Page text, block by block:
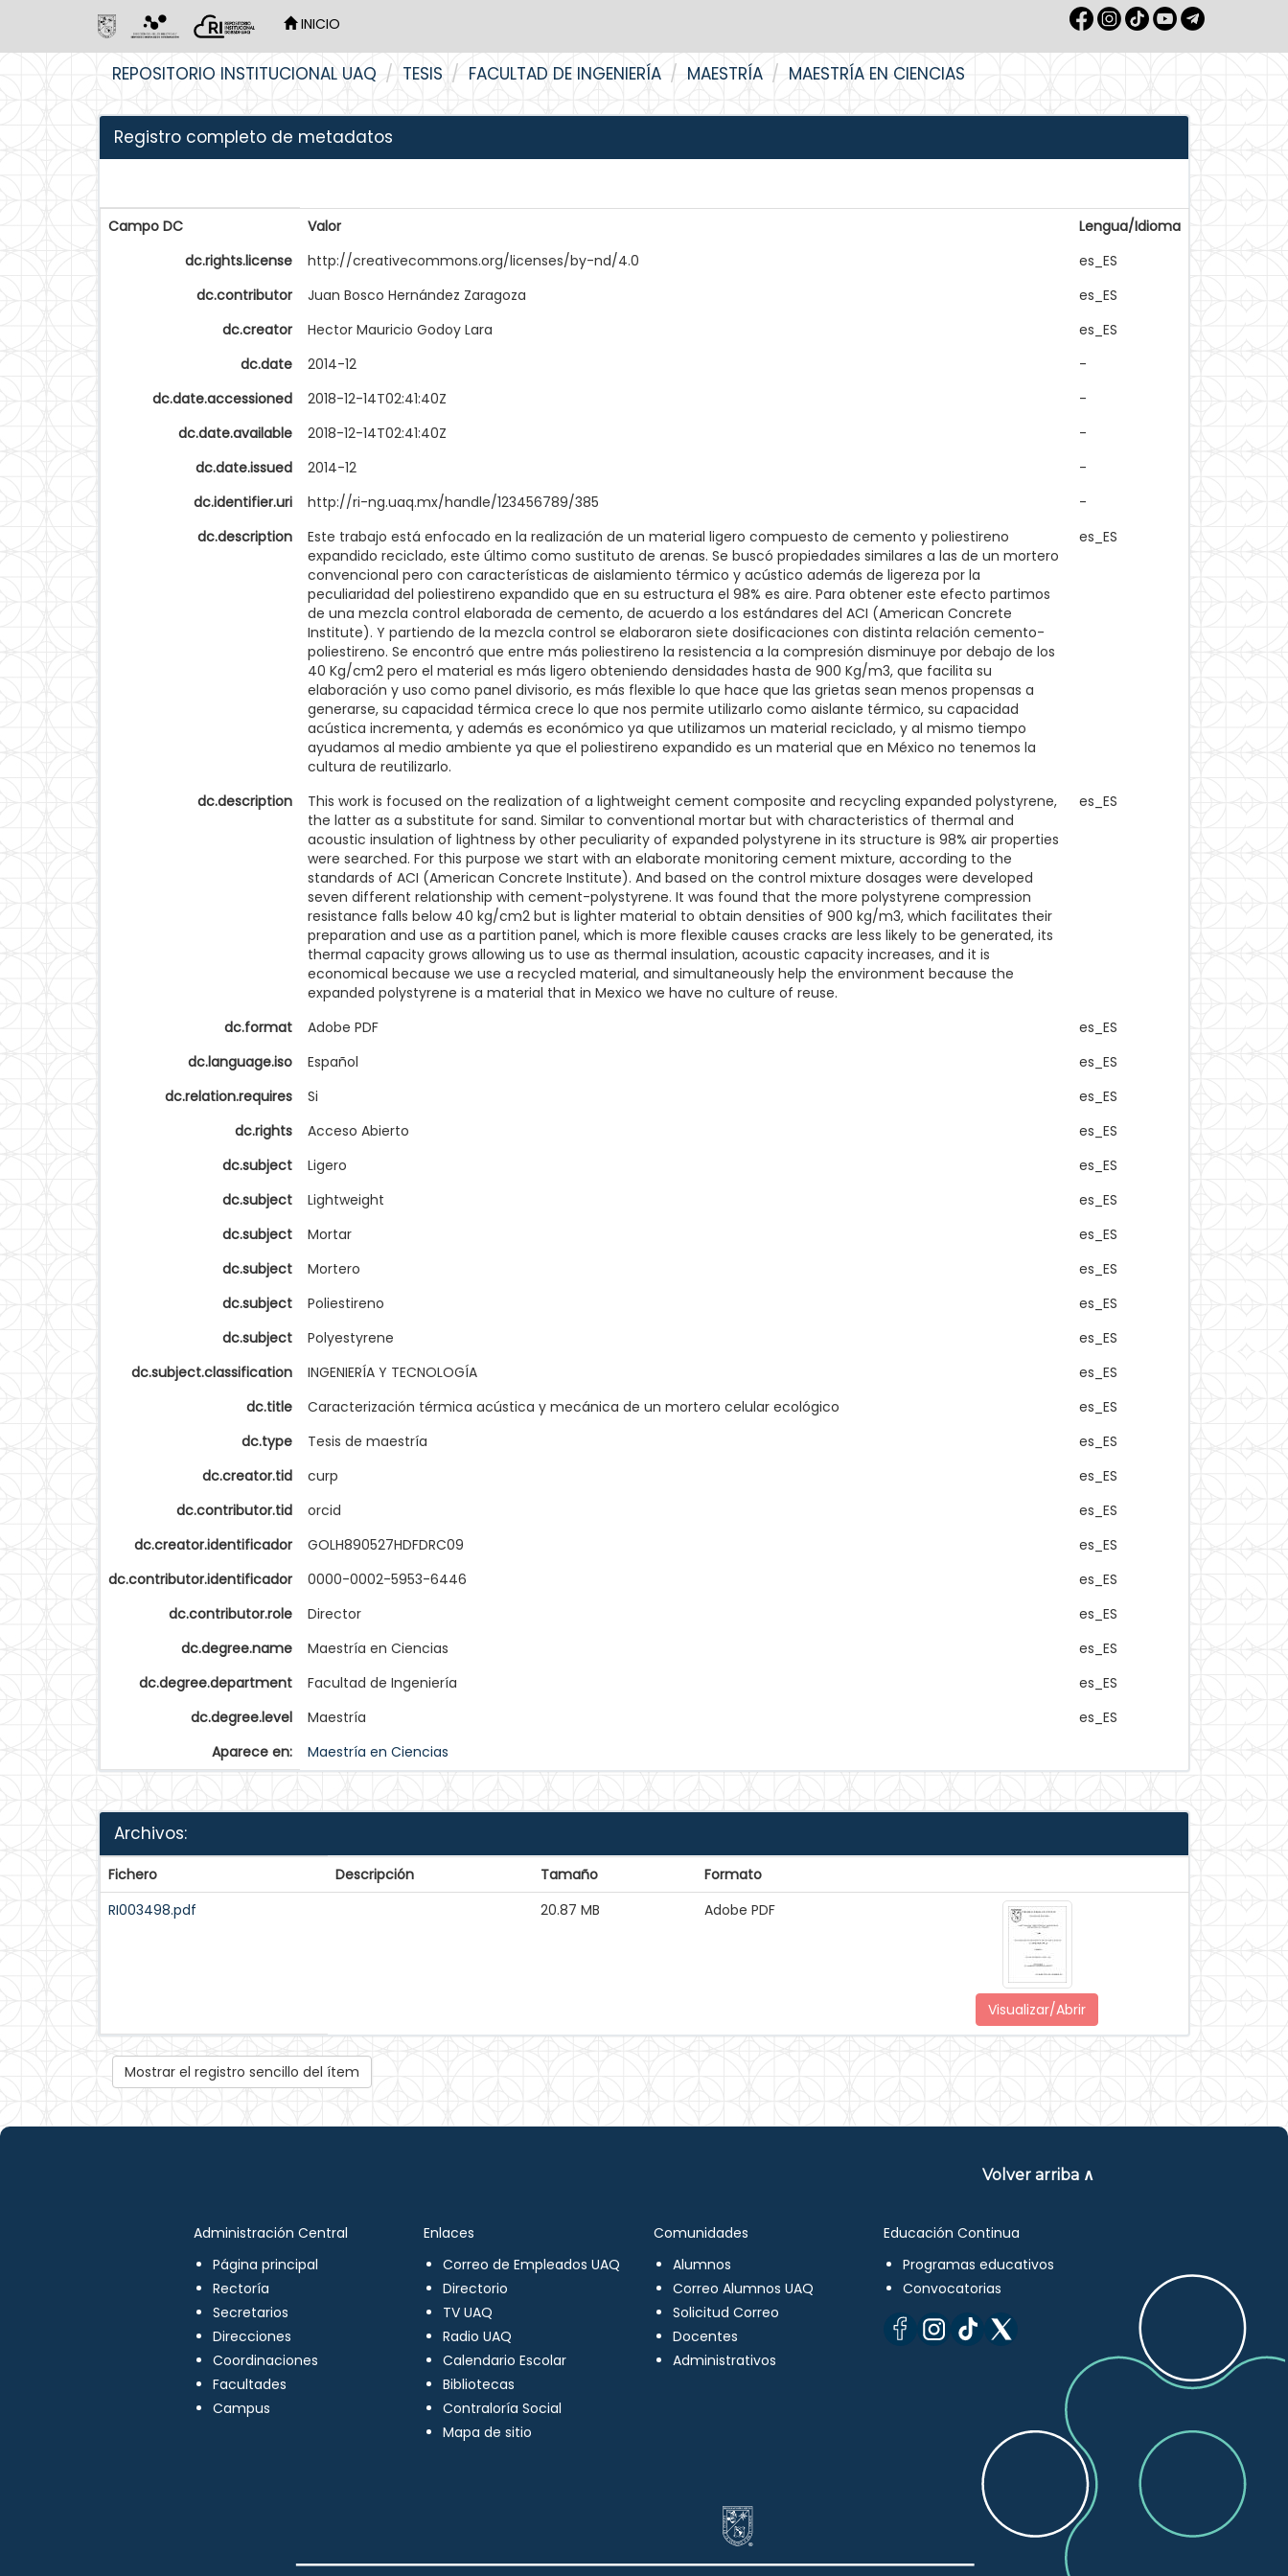
INICIO
REPOSITORIO INSTITUCIONAL UAQ TESIS FACULTAD DE INGENIERÍA MAESTRÍA MAESTRÍA EN CIENCIAS
Registro completo de metadatos
Campo DC Valor
Lengua/Idioma
dc.rights.license
http://creativecommons.org/licenses/by-nd/4.0
es_ES
dc.contributor
Juan Bosco Hernández Zaragoza
es_ES
dc.creator
Hector Mauricio Godoy Lara
es_ES
dc.date
2014-12
-
dc.date.accessioned
2018-12-14T02:41:40Z
-
dc.date.available
2018-12-14T02:41:40Z
-
dc.date.issued
2014-12
-
dc.identifier.uri
http://ri-ng.uaq.mx/handle/123456789/385
-
dc.description
Este trabajo está enfocado en la realización de un material ligero compuesto de cemento y poliestireno
expandido reciclado, este último como sustituto de arenas. Se buscó propiedades similares a las de un mortero
convencional pero con características de aislamiento térmico y acústico además de ligereza por la
peculiaridad del poliestireno expandido que en su estructura el 98% es aire. Para obtener este efecto partimos
de una mezcla control elaborada de cemento, de acuerdo a los estándares del ACI (American Concrete
Institute). Y partiendo de la mezcla control se elaboraron siete dosificaciones con distinta relación cemento-
poliestireno. Se encontró que entre más poliestireno la resistencia a la compresión disminuye por debajo de los
40 Kg/cm2 pero el material es más ligero obteniendo densidades hasta de 900 Kg/m3, que facilita su
elaboración y uso como panel divisorio, es más flexible lo que hace que las grietas sean menos propensas a
generarse, su capacidad térmica crece lo que nos permite utilizarlo como aislante térmico, su capacidad
acústica incrementa, y además es económico ya que utilizamos un material reciclado, y al mismo tiempo
ayudamos al medio ambiente ya que el poliestireno expandido es un material que en México no tenemos la
cultura de reutilizarlo.
es_ES
dc.description
This work is focused on the realization of a lightweight cement composite and recycling expanded polystyrene,
the latter as a substitute for sand. Similar to conventional mortar but with characteristics of thermal and
acoustic insulation of lightness by other peculiarity of expanded polystyrene in its structure is 98% air properties
were searched. For this purpose we start with an elaborate monitoring cement mixture, according to the
standards of ACI (American Concrete Institute). And based on the control mixture dosages were developed
seven different relationship with cement-polystyrene. It was found that the more polystyrene compression
resistance falls below 40 kg/cm2 but is lighter material to obtain densities of 900 kg/m3, which facilitates their
preparation and use as a partition panel, which is more flexible causes cracks are less likely to be generated, its
thermal capacity grows allowing us to use as thermal insulation, acoustic capacity increases, and it is
economical because we use a recycled material, and simultaneously help the environment because the
expanded polystyrene is a material that in Mexico we have no culture of reuse.
es_ES
dc.format Adobe PDF
es_ES
dc.language.iso
Español
es_ES
dc.relation.requires
Si
es_ES
dc.rights
Acceso Abierto
es_ES
dc.subject
Ligero
es_ES
dc.subject
Lightweight
es_ES
dc.subject
Mortar
es_ES
dc.subject
Mortero
es_ES
dc.subject
Poliestireno
es_ES
dc.subject
Polyestyrene
es_ES
dc.subject.classification
INGENIERÍA Y TECNOLOGÍA
es_ES
dc.title
Caracterización térmica acústica y mecánica de un mortero celular ecológico
es_ES
dc.type
Tesis de maestría
es_ES
dc.creator.tid
curp
es_ES
dc.contributor.tid
orcid
es_ES
dc.creator.identificador
GOLH890527HDFDRC09
es_ES
dc.contributor.identificador
0000-0002-5953-6446
es_ES
dc.contributor.role
Director
es_ES
dc.degree.name
Maestría en Ciencias
es_ES
dc.degree.department
Facultad de Ingeniería
es_ES
dc.degree.level
Maestría
es_ES
Aparece en:
Maestría en Ciencias
Archivos:
Fichero Descripción Tamaño
Formato
RI003498.pdf
20.87 MB Adobe PDF
Visualizar/Abrir
Mostrar el registro sencillo del ítem
Volver arriba ∧
Administración Central
Página principal
Rectoría
Secretarios
Direcciones
Coordinaciones
Facultades
Campus
Enlaces
Correo de Empleados UAQ
Directorio
TV UAQ
Radio UAQ
Calendario Escolar
Bibliotecas
Contraloría Social
Mapa de sitio
Comunidades
Alumnos
Correo Alumnos UAQ
Solicitud Correo
Docentes
Administrativos
Educación Continua
Programas educativos
Convocatorias